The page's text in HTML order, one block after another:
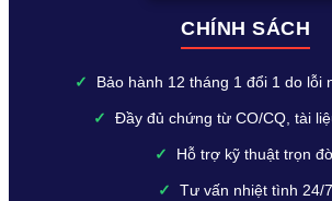
CHÍNH SÁCH
✓ Bảo hành 12 tháng 1 đổi 1 do lỗi
✓ Đầy đủ chứng từ CO/CQ, tài
✓ Hỗ trợ kỹ thuật trọn
✓ Tư vấn nhiệt tình 24/7